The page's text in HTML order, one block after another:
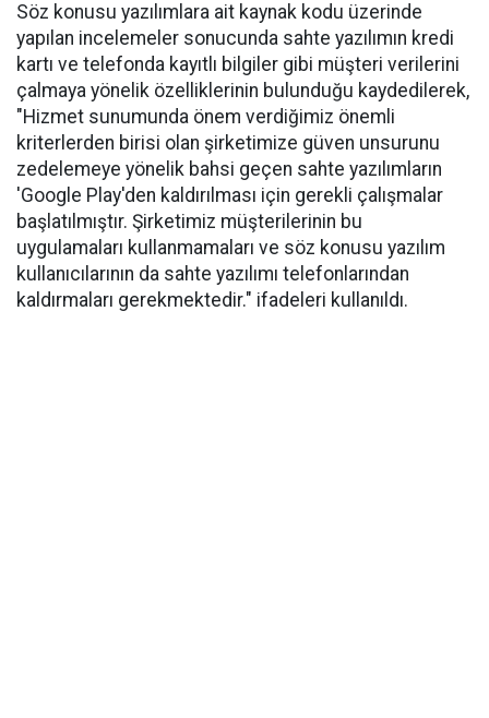
Söz konusu yazılımlara ait kaynak kodu üzerinde
yapılan incelemeler sonucunda sahte yazılımın kredi
kartı ve telefonda kayıtlı bilgiler gibi müşteri verilerini
çalmaya yönelik özelliklerinin bulunduğu kaydedilerek,
"Hizmet sunumunda önem verdiğimiz önemli
kriterlerden birisi olan şirketimize güven unsurunu
zedelemeye yönelik bahsi geçen sahte yazılımların
'Google Play'den kaldırılması için gerekli çalışmalar
başlatılmıştır. Şirketimiz müşterilerinin bu
uygulamaları kullanmamaları ve söz konusu yazılım
kullanıcılarının da sahte yazılımı telefonlarından
kaldırmaları gerekmektedir." ifadeleri kullanıldı.